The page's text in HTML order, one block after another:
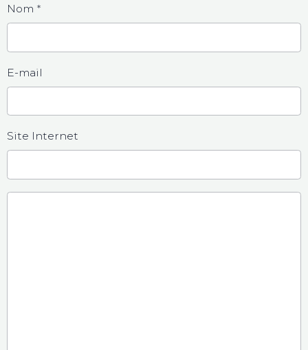
Nom
E-mail
Site Internet